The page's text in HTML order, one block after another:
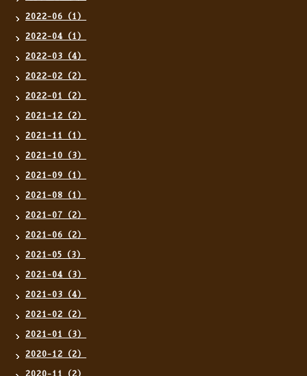
2022-06（1）
2022-04（1）
2022-03（4）
2022-02（2）
2022-01（2）
2021-12（2）
2021-11（1）
2021-10（3）
2021-09（1）
2021-08（1）
2021-07（2）
2021-06（2）
2021-05（3）
2021-04（3）
2021-03（4）
2021-02（2）
2021-01（3）
2020-12（2）
2020-11（2）